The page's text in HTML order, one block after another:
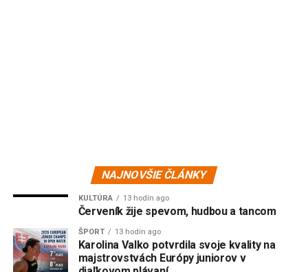
NAJNOVŠIE ČLÁNKY
KULTÚRA 13 hodín ago
Červeník žije spevom, hudbou a tancom
ŠPORT 13 hodín ago
Karolina Valko potvrdila svoje kvality na
majstrovstvách Európy juniorov v